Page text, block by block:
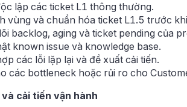
lập các ticket L1 thông thường.
vùng và chuẩn hóa ticket L1.5 trước
backlog, aging và ticket pending của
known issue và knowledge base.
các lỗi lặp lại và đề xuất cải tiến.
các bottleneck hoặc rủi ro cho
cải tiến vận hành